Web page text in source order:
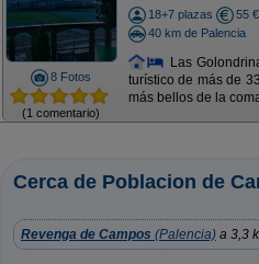
8 Fotos
(1 comentario)
18+7 plazas
55 €
40 km de Palencia
Las
turístico de más de
más bellos de la
Cerca de Poblacion de
Revenga de Campos (Palencia) a 3,3